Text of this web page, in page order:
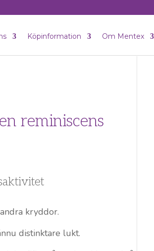
Köpinformation Om Mentex
reminiscens
kryddor.
distinktare lukt.